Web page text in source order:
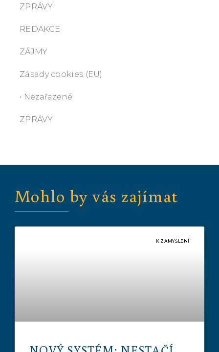
ZPRÁVY
REDAKCE
ZÁJMY
Zásady cookies (EU)
• Nezařazené
ZPRÁVY
Mohlo by vás zajímat
K ZAMYŠLENÍ